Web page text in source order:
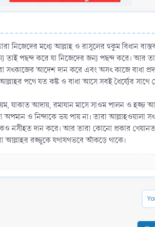
মধ্যে আল্লাহ ও রাসূলের হুকুম বিধান
তাই পছন্দ করে যা নিজেদের জন্য পছন্দ করে। আর
সৎকাজের আদেশ দান করে এবং অসৎ কাজে বাধা
পথে যত কষ্ট ও বাধা আসে সবই ধৈর্য্যের সাথে
যাকাত আদায়, রমাযান মাসে সাওম পালন ও
অপমান ও নিন্দাকে ভয় পায় না। তারা
দান করে। আর তারা কোনো প্রকার খেয়ানত
আল্লাহর রজ্জুকে যথাযথভবে আঁকড়ে থাকে।